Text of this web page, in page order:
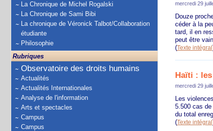
La Chronique de Michel Rogalski
La Chronique de Sami Bibi
La chronique de Véronick Talbot/Collaboration
étudiante
Philosophie
Rubriques
Observatoire des droits humains
Actualités
Actualités Internationales
Analyse de l'information
Arts et spectacles
Campus
Campus
mercredi 29
Douze
céder à la
tard, il en
peut être
(Texte intégral
Haïti :
mercredi 29
Les
5.500 cas
du total
(Texte intégral